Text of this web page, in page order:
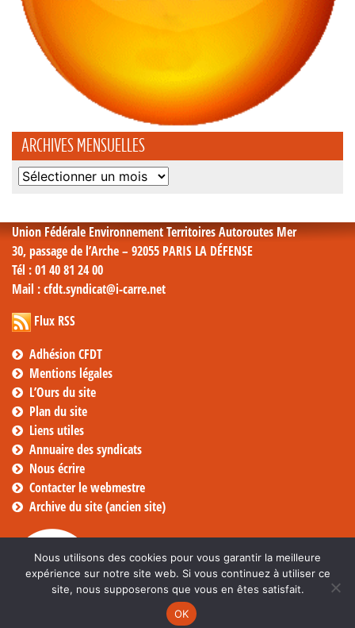
ARCHIVES MENSUELLES
Archives
Union Fédérale Environnement Territoires Autoroutes Mer
30, passage de l’Arche – 92055 PARIS LA DÉFENSE
Tél : 01 40 81 24 00
Mail : cfdt.syndicat@i-carre.net
Flux RSS
Adhésion CFDT
Mentions légales
L’Ours du site
Plan du site
Liens utiles
Annuaire des syndicats
Nous écrire
Contacter le webmestre
Archive du site (ancien site)
Nous utilisons des cookies pour vous garantir la meilleure
expérience sur notre site web. Si vous continuez à utiliser ce
site, nous supposerons que vous en êtes satisfait.
OK